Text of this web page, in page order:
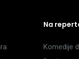
Na
Komedije